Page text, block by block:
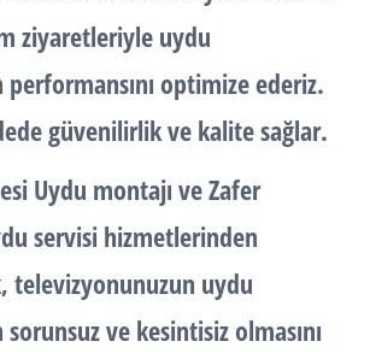
ziyaretleriyle uydu
optimize ederiz.
güvenilirlik ve kalite sağlar.
Uydu montajı ve Zafer
servisi hizmetlerinden
televizyonunuzun uydu
sorunsuz ve kesintisiz olmasını